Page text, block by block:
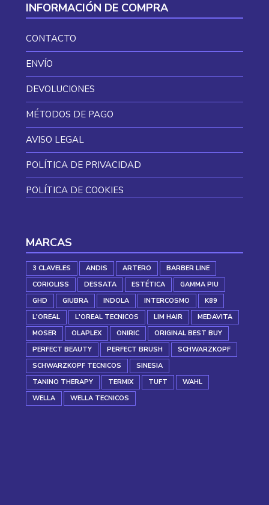
INFORMACIÓN DE COMPRA
CONTACTO
ENVÍO
DEVOLUCIONES
MÉTODOS DE PAGO
AVISO LEGAL
POLÍTICA DE PRIVACIDAD
POLÍTICA DE COOKIES
MARCAS
3 CLAVELES ANDIS ARTERO
BARBER LINE
CORIOLISS
DESSATA ESTÉTICA
GAMMA PIU
GHD
GIUBRA INDOLA INTERCOSMO
K89
L'OREAL
L'OREAL TECNICOS LIM HAIR
MEDAVITA
MOSER
OLAPLEX ONIRIC
ORIGINAL BEST BUY
PERFECT BEAUTY
PERFECT BRUSH
SCHWARZKOPF
SCHWARZKOPF TECNICOS
SINESIA
TANINO THERAPY
TERMIX TUFT
WAHL
WELLA
WELLA TECNICOS